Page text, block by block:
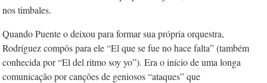
nos timbales.
Quando Puente o deixou para formar sua própria orquestra,
Rodríguez compôs para ele “El que se fue no hace falta” (também
conhecida por “El del ritmo soy yo”). Era o início de uma longa
comunicação por canções de geniosos “ataques” que